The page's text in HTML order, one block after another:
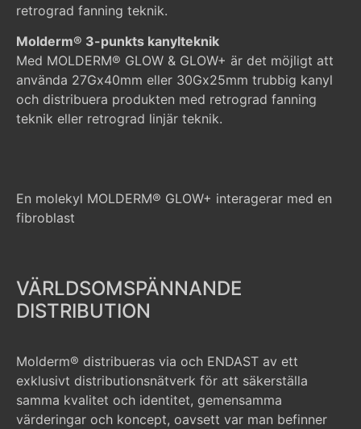
retrograd fanning teknik.
Molderm® 3-punkts kanylteknik
Med MOLDERM® GLOW & GLOW+ är det möjligt att
använda 27Gx40mm eller 30Gx25mm trubbig kanyl
och distribuera produkten med retrograd fanning
teknik eller retrograd linjär teknik.
En molekyl MOLDERM® GLOW+ interagerar med en
fibroblast
VÄRLDSOMSPÄNNANDE
DISTRIBUTION
Molderm® distribueras via och ENDAST av ett
exklusivt distributionsnätverk för att säkerställa
samma kvalitet och identitet, gemensamma
värderingar och koncept, oavsett var man befinner